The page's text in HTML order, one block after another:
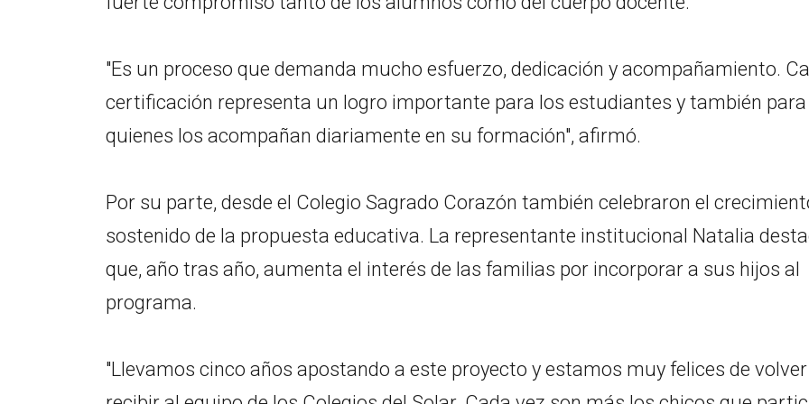
"Es un proceso que demanda mucho esfuerzo, dedicación y acompañamiento.
certificación representa un logro importante para los estudiantes y también para
quienes los acompañan diariamente en su formación", afirmó.
Por su parte, desde el Colegio Sagrado Corazón también celebraron el
sostenido de la propuesta educativa. La representante institucional Natalia
que, año tras año, aumenta el interés de las familias por incorporar a sus hijos al
programa.
"Llevamos cinco años apostando a este proyecto y estamos muy felices de